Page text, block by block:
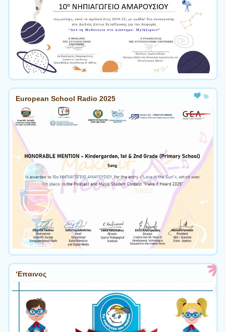
European School Radio 2025
‘Επαινος